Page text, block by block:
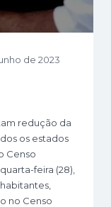
de 2023
redução da
os estados
Censo
feira (28),
no Censo